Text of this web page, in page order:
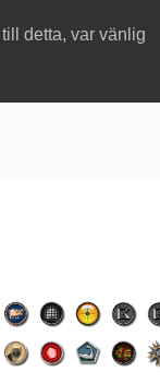
detta, var vänlig